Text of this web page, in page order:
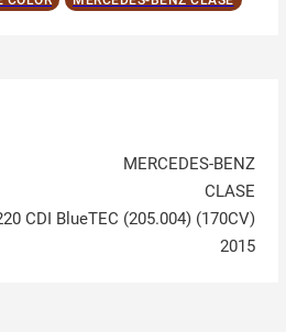
MERCEDES-BENZ
CLASE
CDI BlueTEC (205.004) (170CV)
2015